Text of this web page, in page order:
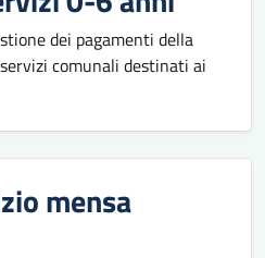
dei pagamenti della
comunali destinati ai
mensa